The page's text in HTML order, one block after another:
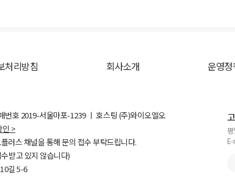
처리방침 회사소개 운영정
번호 2019-서울마포-1239 ㅣ 호스팅 (주)와이오엘오
인 >
러스 채널을 통해 문의 접수 부탁드립니다.
받고 있지 않습니다)
길5-6